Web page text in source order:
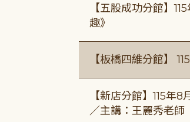
【五股成功分館】
趣》
【板橋四維分館】
【新店分館】115年
／主講：王麗秀老師